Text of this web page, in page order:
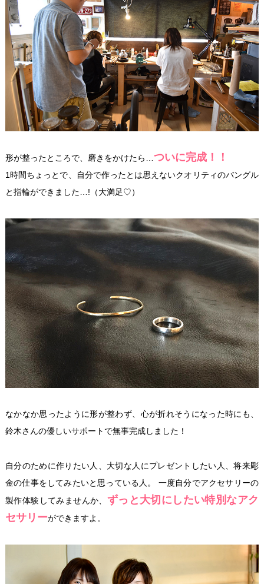
形が整ったところで、磨きをかけたら… ついに完成！！
1時間ちょっとで、自分で作ったとは思えないクオリティのバングル
と指輪ができました…!（大満足♡）
なかなか思ったように形が整わず、心が折れそうになった時にも、
鈴木さんの優しいサポートで無事完成しました！
自分のために作りたい人、大切な人にプレゼントしたい人、将来彫
金の仕事をしてみたいと思っている人。 一度自分でアクセサリーの
製作体験してみませんか、 ずっと大切にしたい特別なアク
セサリーができますよ。